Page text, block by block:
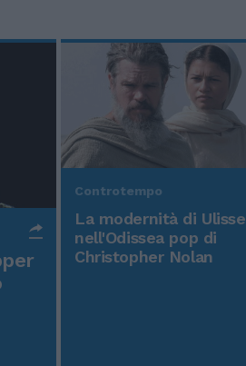
Controtempo
La modernità di Ulisse
nell'Odissea pop di
Christopher Nolan